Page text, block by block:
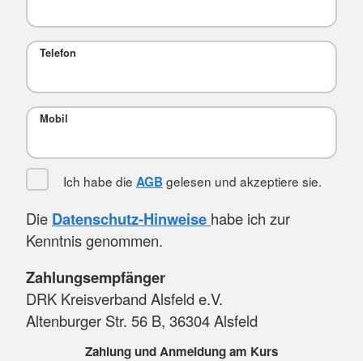
Telefon
Mobil
Ich habe die AGB gelesen und akzeptiere sie.
Die Datenschutz-Hinweise habe ich zur
Kenntnis genommen.
Zahlungsempfänger
DRK Kreisverband Alsfeld e.V.
Altenburger Str. 56 B, 36304 Alsfeld
Zahlung und Anmeldung am Kurs